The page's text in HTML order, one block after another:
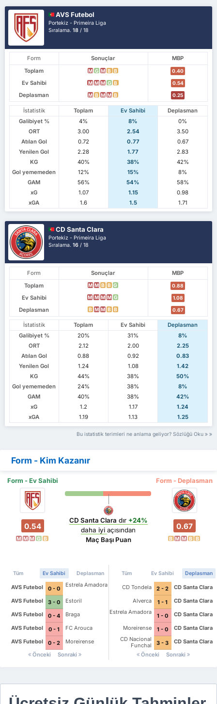
AVS Futebol
Portekiz - Primeira Liga
Sıralama.18 / 18
Form Sonuçlar
MBP
Toplam
M G M B B 0.40
Ev Sahibi M M M G B 0.54
Deplasman M B M M B 0.25
İstatistik Toplam Ev Sahibi
Deplasman
Galibiyet %
4% 8%
0%
ORT
3.00 2.54
3.50
Atılan Gol
0.72 0.77
0.67
Yenilen Gol
2.28 1.77
2.83
KG
40% 38%
42%
Gol yememeden
12% 15%
8%
GAM
56% 54%
58%
xG
1.07 1.15
0.98
xGA
1.6 1.5 1.71
CD Santa Clara
Portekiz - Primeira Liga
Sıralama.16 / 18
Form Sonuçlar
MBP
Toplam
M M B B G 0.88
Ev Sahibi M M M M G 1.08
Deplasman B M M B B 0.67
İstatistik Toplam Ev Sahibi
Deplasman
Galibiyet %
20% 31%
8%
ORT
2.12 2.00
2.25
Atılan Gol
0.88 0.92
0.83
Yenilen Gol
1.24 1.08
1.42
KG
44% 38%
50%
Gol yememeden
24% 38%
8%
GAM
40% 38%
42%
xG
1.2 1.17
1.24
xGA
1.19 1.13 1.25
Bu istatistik terimleri ne anlama geliyor? Sözlüğü Oku
Form - Kim Kazanır
Form - Ev Sahibi Form - Deplasman
0.54
M M M G B
CD Santa Clara dır +24%
daha iyiaçısından
Maç Başı Puan
0.67
B M M B B
Tüm Ev Sahibi Deplasman
AVS Futebol 0 - 0
Estrela Amadora
AVS Futebol 3 - 0
Estoril
AVS Futebol
0 - 4
Braga
AVS Futebol
0 - 1
FC Arouca
AVS Futebol
0 - 2
Moreirense
Önceki
Sonraki
Tüm Ev Sahibi Deplasman
CD Tondela 2 - 2
CD Santa Clara
Alverca
1 - 1
CD Santa Clara
Estrela Amadora
1 - 0
CD Santa Clara
Moreirense
1 - 0
CD Santa Clara
CD Nacional
Funchal
3 - 3
CD Santa Clara
Önceki
Sonraki